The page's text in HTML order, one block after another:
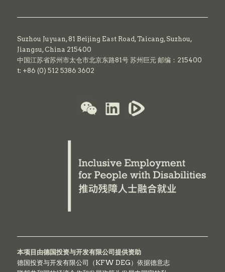
Suzhou Juyuan, 81 Beijing East Road,Taicang,Suzhou,
Jiangsu, China 215400
中国江苏省苏州市太仓市北京东路81号 苏州巨元 邮编：215400
t: +86 (0) 512 5386 3602
本项目由德国投资与开发有限公司提供资助
德国投资与开发有限公司（KFW DEG）依据德意志